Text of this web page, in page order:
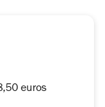
euros